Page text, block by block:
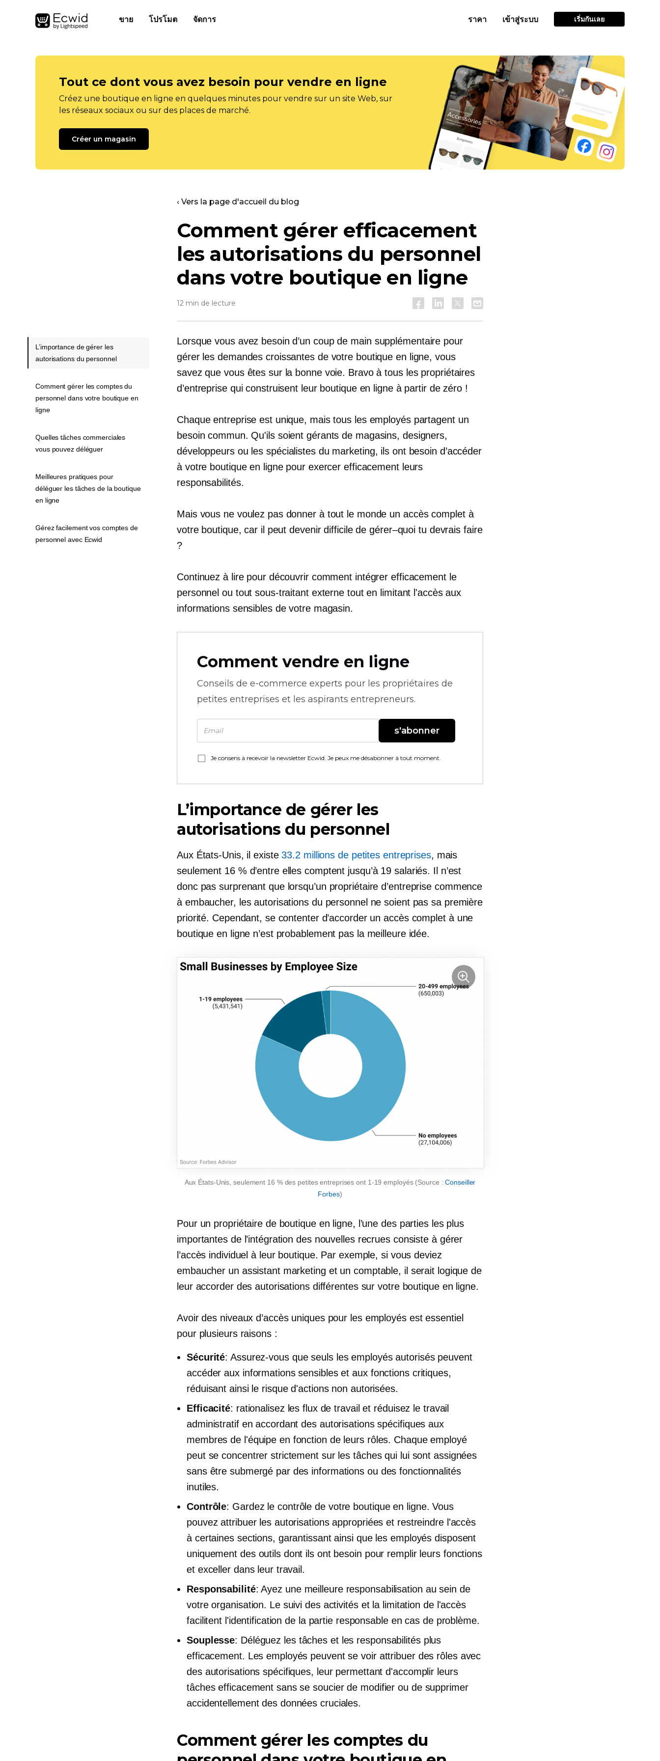
ขาย โปรโมต จัดการ ราคา เข้าสู่ระบบ เริ่มกันเลย
Tout ce dont vous avez besoin pour vendre en ligne
Créez une boutique en ligne en quelques minutes pour vendre sur un site Web, sur
les réseaux sociaux ou sur des places de marché.
Créer un magasin
‹ Vers la page d'accueil du blog
Comment gérer efficacement
les autorisations du personnel
dans votre boutique en ligne
12 min de lecture
Lorsque vous avez besoin d’un coup de main supplémentaire pour
gérer les demandes croissantes de votre boutique en ligne, vous
savez que vous êtes sur la bonne voie. Bravo à tous les propriétaires
d’entreprise qui construisent leur boutique en ligne à partir de zéro !
Chaque entreprise est unique, mais tous les employés partagent un
besoin commun. Qu'ils soient gérants de magasins, designers,
développeurs ou les spécialistes du marketing, ils ont besoin d’accéder
à votre boutique en ligne pour exercer efficacement leurs
responsabilités.
Mais vous ne voulez pas donner à tout le monde un accès complet à
votre boutique, car il peut devenir difficile degérer–quoi tu devrais faire
?
Continuez à lire pour découvrir comment intégrer efficacement le
personnel ou tout sous-traitant externe tout en limitant l'accès aux
informations sensibles de votre magasin.
Comment vendre en ligne
Conseils de e-commerce experts pour les propriétaires de
petites entreprises et les aspirants entrepreneurs.
s'abonner
Je consens à recevoir la newsletter Ecwid. Je peux me désabonner à tout moment.
L’importance de gérer les
autorisations du personnel
Aux États-Unis, il existe33.2 millions de petites entreprises, mais
seulement 16 % d’entre elles comptent jusqu’à 19 salariés. Il n’est
donc pas surprenant que lorsqu’un propriétaire d’entreprise commence
à embaucher, les autorisations du personnel ne soient pas sa première
priorité. Cependant, se contenter d’accorder un accès complet à une
boutique en ligne n’est probablement pas la meilleure idée.
Aux États-Unis, seulement 16 % des petites entreprises ont 1-19 employés (Source :Conseiller
Forbes)
Pour un propriétaire de boutique en ligne, l’une des parties les plus
importantes de l’intégration des nouvelles recrues consiste à gérer
l’accès individuel à leur boutique. Par exemple, si vous deviez
embaucher un assistant marketing et un comptable, il serait logique de
leur accorder des autorisations différentes sur votre boutique en ligne.
Avoir des niveaux d’accès uniques pour les employés est essentiel
pour plusieurs raisons :
Sécurité: Assurez-vous que seuls les employés autorisés peuvent
accéder aux informations sensibles et aux fonctions critiques,
réduisant ainsi le risque d'actions non autorisées.
Efficacité: rationalisez les flux de travail et réduisez le travail
administratif en accordant des autorisations spécifiques aux
membres de l'équipe en fonction de leurs rôles. Chaque employé
peut se concentrer strictement sur les tâches qui lui sont assignées
sans être submergé par des informations ou des fonctionnalités
inutiles.
Contrôle: Gardez le contrôle de votre boutique en ligne. Vous
pouvez attribuer les autorisations appropriées et restreindre l'accès
à certaines sections, garantissant ainsi que les employés disposent
uniquement des outils dont ils ont besoin pour remplir leurs fonctions
et exceller dans leur travail.
Responsabilité: Ayez une meilleure responsabilisation au sein de
votre organisation. Le suivi des activités et la limitation de l'accès
facilitent l'identification de la partie responsable en cas de problème.
Souplesse: Déléguez les tâches et les responsabilités plus
efficacement. Les employés peuvent se voir attribuer des rôles avec
des autorisations spécifiques, leur permettant d'accomplir leurs
tâches efficacement sans se soucier de modifier ou de supprimer
accidentellement des données cruciales.
Comment gérer les comptes du
L’importance de gérer les
autorisations du personnel
Comment gérer les comptes du
personnel dans votre boutique en
ligne
Quelles tâches commerciales
vous pouvez déléguer
Meilleures pratiques pour
déléguer les tâches de la boutique
en ligne
Gérez facilement vos comptes de
personnel avec Ecwid